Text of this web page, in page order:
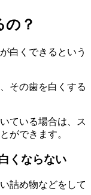
？
白くできるという
その歯を白くする
ている場合は、ス
ができます。
くならない
詰め物などをして